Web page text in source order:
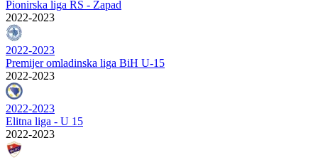
Pionirska liga RS - Zapad
2022-2023
2022-2023
Premijer omladinska liga BiH U-15
2022-2023
2022-2023
Elitna liga - U 15
2022-2023